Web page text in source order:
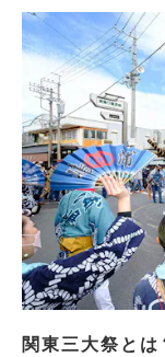
関東三大祭と